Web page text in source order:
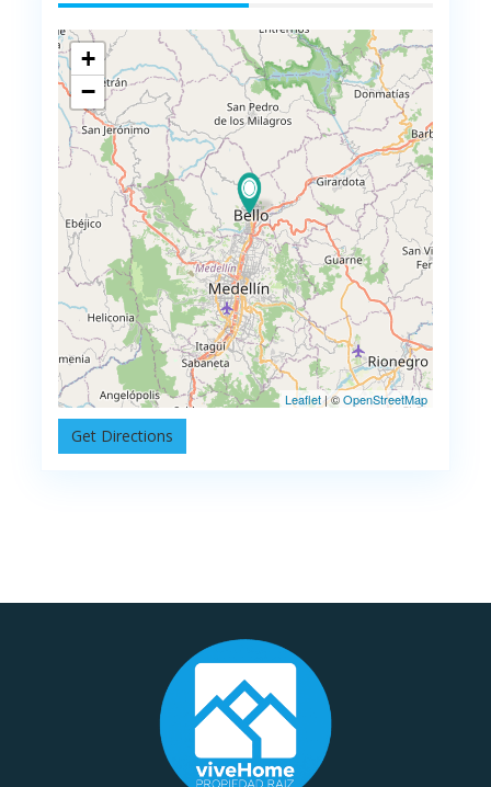
+
−
Leaflet| ©OpenStreetMap
Get Directions